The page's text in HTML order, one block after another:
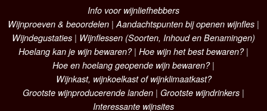
Info voor wijnliefhebbers
Wijnproeven & beoordelen | Aandachtspunten bij openen wijnfles |
Wijndegustaties | Wijnflessen (Soorten, Inhoud en Benamingen)
Hoelang kan je wijn bewaren?| Hoe wijn het best bewaren?|
Hoe en hoelang geopende wijn bewaren?|
Wijnkast, wijnkoelkast of wijnklimaatkast?
Grootste wijnproducerende landen | Grootste wijndrinkers |
Interessante wijnsites